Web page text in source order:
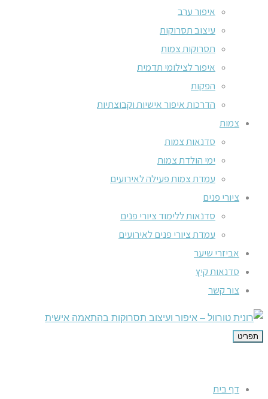
איפור ערב
עיצוב תסרוקות
תסרוקות צמות
איפור לצילומי תדמית
הפקות
הדרכות איפור אישיות וקבוצתיות
צמות
סדנאות צמות
ימי הולדת צמות
עמדת צמות פעילה לאירועים
ציורי פנים
סדנאות ללימוד ציורי פנים
עמדת ציורי פנים לאירועים
אביזרי שיער
סדנאות קיץ
צור קשר
תפריט
דף בית